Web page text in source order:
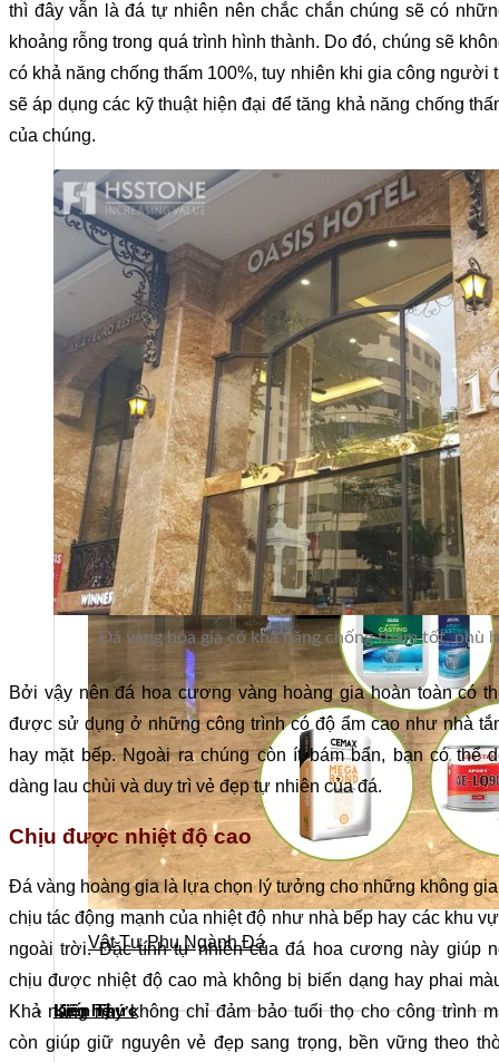
Vật Tư Phụ Ngành Đá
Kiến Thức
Liên hệ
thì đây vẫn là đá tự nhiên nên chắc chắn chúng sẽ có
khoảng rỗng trong quá trình hình thành. Do đó, chúng sẽ
có khả năng chống thấm 100%, tuy nhiên khi gia công người
sẽ áp dụng các kỹ thuật hiện đại để tăng khả năng chống
của chúng.
Đá vàng hóa gia có khả năng chống thấm tốt, phù
Bởi vậy nên đá hoa cương vàng hoàng gia hoàn toàn có
được sử dụng ở những công trình có độ ẩm cao như nhà
hay mặt bếp. Ngoài ra chúng còn ít bám bẩn, bạn có thể
dàng lau chùi và duy trì vẻ đẹp tự nhiên của đá.
Chịu được nhiệt độ cao
Đá vàng hoàng gia là lựa chọn lý tưởng cho những không
chịu tác động mạnh của nhiệt độ như nhà bếp hay các khu
ngoài trời. Đặc tính tự nhiên của đá hoa cương này giúp
chịu được nhiệt độ cao mà không bị biến dạng hay phai
Khả năng này không chỉ đảm bảo tuổi thọ cho công trình
còn giúp giữ nguyên vẻ đẹp sang trọng, bền vững theo